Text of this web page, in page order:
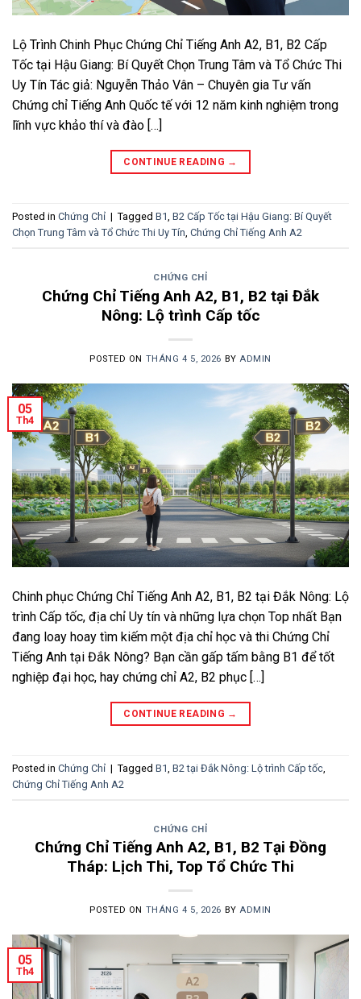
Lộ Trình Chinh Phục Chứng Chỉ Tiếng Anh A2, B1, B2 Cấp
Tốc tại Hậu Giang: Bí Quyết Chọn Trung Tâm và Tổ Chức Thi
Uy Tín Tác giả: Nguyễn Thảo Vân – Chuyên gia Tư vấn
Chứng chỉ Tiếng Anh Quốc tế với 12 năm kinh nghiệm trong
lĩnh vực khảo thí và đào […]
CONTINUE READING →
Posted in Chứng Chỉ | Tagged B1, B2 Cấp Tốc tại Hậu Giang: Bí Quyết
Chọn Trung Tâm và Tổ Chức Thi Uy Tín, Chứng Chỉ Tiếng Anh A2
CHỨNG CHỈ
Chứng Chỉ Tiếng Anh A2, B1, B2 tại Đắk
Nông: Lộ trình Cấp tốc
POSTED ON THÁNG 4 5, 2026 BY ADMIN
05
Th4
Chinh phục Chứng Chỉ Tiếng Anh A2, B1, B2 tại Đắk Nông: Lộ
trình Cấp tốc, địa chỉ Uy tín và những lựa chọn Top nhất Bạn
đang loay hoay tìm kiếm một địa chỉ học và thi Chứng Chỉ
Tiếng Anh tại Đắk Nông? Bạn cần gấp tấm bằng B1 để tốt
nghiệp đại học, hay chứng chỉ A2, B2 phục […]
CONTINUE READING →
Posted in Chứng Chỉ | Tagged B1 B2 tại Đắk Nông: Lộ trình Cấp tốc
Chứng Chỉ Tiếng Anh A2
CHỨNG CHỈ
Chứng Chỉ Tiếng Anh A2, B1, B2 Tại Đồng
Tháp: Lịch Thi, Top Tổ Chức Thi
POSTED ON THÁNG 4 5, 2026 BYADMIN
05
Th4